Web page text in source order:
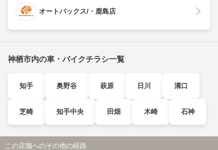
オートバックス/・鹿島店
神栖市内の車・バイクチラシ一覧
知手 奥野谷 萩原 日川 溝口
芝崎 知手中央 田畑 木崎 石神
この店舗へのその他の経路